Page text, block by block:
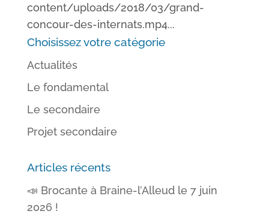
content/uploads/2018/03/grand-
concour-des-internats.mp4...
Choisissez votre catégorie
Actualités
Le fondamental
Le secondaire
Projet secondaire
Articles récents
📣 Brocante à Braine-l’Alleud le 7 juin
2026 !